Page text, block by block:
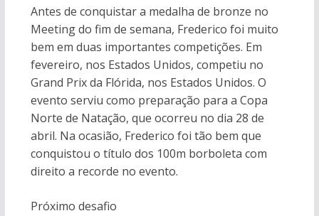
Antes de conquistar a medalha de bronze no
Meeting do fim de semana, Frederico foi muito
bem em duas importantes competições. Em
fevereiro, nos Estados Unidos, competiu no
Grand Prix da Flórida, nos Estados Unidos. O
evento serviu como preparação para a Copa
Norte de Natação, que ocorreu no dia 28 de
abril. Na ocasião, Frederico foi tão bem que
conquistou o título dos 100m borboleta com
direito a recorde no evento.
Próximo desafio